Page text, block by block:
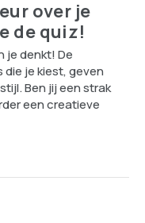
over je
de quiz!
je denkt! De
je kiest, geven
Ben jij een strak
een creatieve